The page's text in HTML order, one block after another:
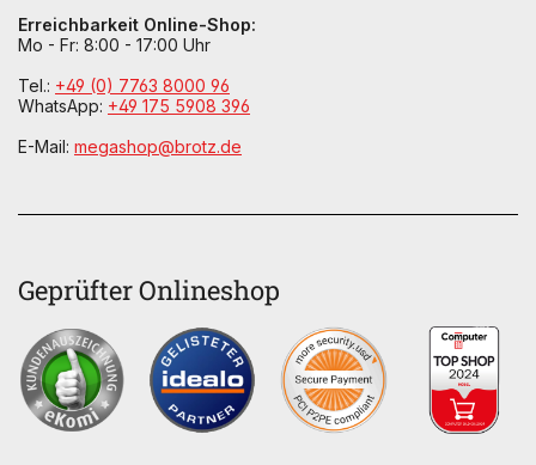
Erreichbarkeit Online-Shop:
Mo - Fr: 8:00 - 17:00 Uhr
Tel.: +49 (0) 7763 8000 96
WhatsApp: +49 175 5908 396
E-Mail: megashop@brotz.de
Geprüfter Onlineshop